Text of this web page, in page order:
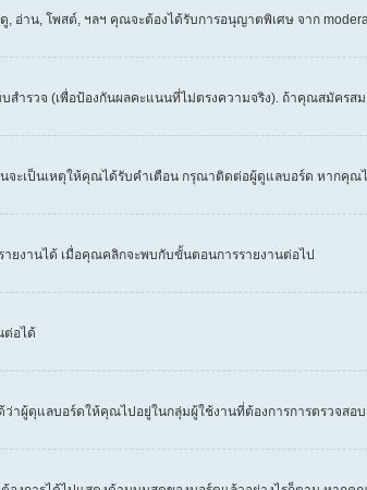
อ่าน, โพสต์, ฯลฯ คุณจะต้องได้รับการอนุญาตพิเศษ จาก
ำรวจ (เพื่อป้องกันผลคะแนนที่ไม่ตรงความจริง). ถ้าคุณสมัคร
เป็นเหตุให้คุณได้รับคำเตือน กรุณาติดต่อผู้ดูแลบอร์ด หากคุณ
งานได้ เมื่อคุณคลิกจะพบกับขั้นตอนการรายงานต่อไป
ต่อได้
ผู้ดุแลบอร์ดให้คุณไปอยู่ในกลุ่มผู้ใช้งานที่ต้องการการตรวจสอ